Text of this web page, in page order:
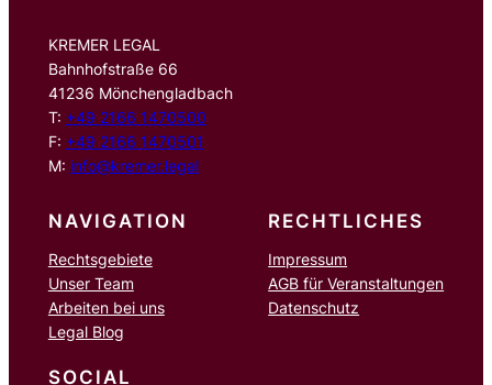
KREMER LEGAL
Bahnhofstraße 66
41236 Mönchengladbach
T: +49 2166 1470500
F: +49 2166 1470501
M: info@kremer.legal
NAVIGATION
Rechtsgebiete
Unser Team
Arbeiten bei uns
Legal Blog
RECHTLICHES
Impressum
AGB für Veranstaltungen
Datenschutz
SOCIAL